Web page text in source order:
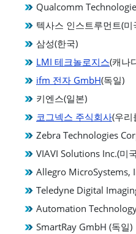
Qualcomm
텍사스 인스트루먼트(미
삼성(한국)
LMI 테크놀로지스(캐나
ifm 전자 GmbH(독일)
키엔스(일본)
코그넥스 주식회사(우리
Zebra Technologies
VIAVI Solutions Inc.(미
Allegro MicroSystems,
Teledyne Digital
Automation
SmartRay GmbH (독일)